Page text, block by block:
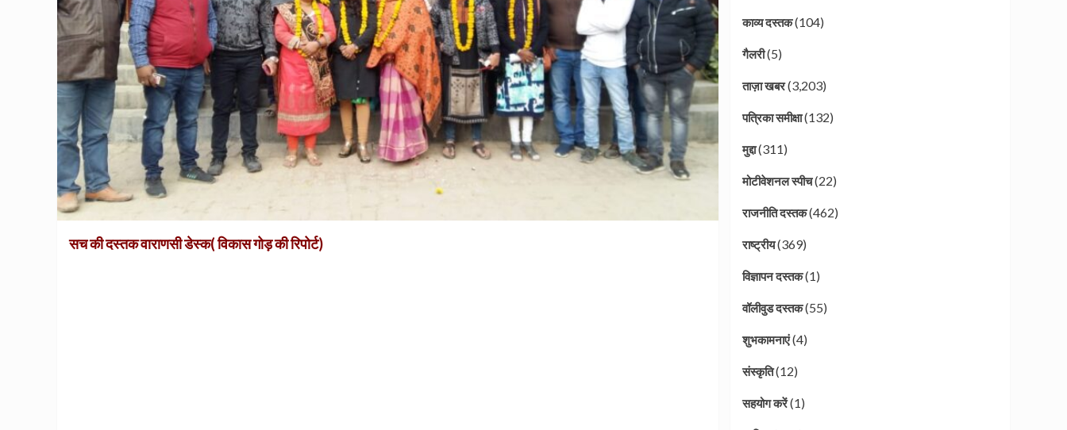
सच की दस्तक वाराणसी डेस्क( विकास गोड़ की रिपोर्ट)
काव्य दस्तक(104)
गैलरी(5)
ताज़ा खबर(3,203)
पत्रिका समीक्षा(132)
मुद्दा(311)
मोटीवेशनल स्पीच(22)
राजनीति दस्तक(462)
राष्ट्रीय(369)
विज्ञापन दस्तक(1)
वॉलीवुड दस्तक(55)
शुभकामनाएं(4)
संस्कृति(12)
सहयोग करें(1)